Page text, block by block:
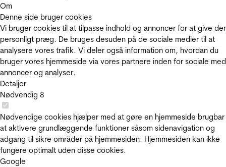
Om
Denne side bruger cookies
Vi bruger cookies til at tilpasse indhold og annoncer for at give
personligt præg. De bruges desuden på de sociale medier til at
analysere vores trafik. Vi deler også information om, hvordan du
bruger vores hjemmeside via vores partnere inden for sociale
annoncer og analyser.
Detaljer
Nødvendig 8
Nødvendige cookies hjælper med at gøre en hjemmeside
at aktivere grundlæggende funktioner såsom sidenavigation og
adgang til sikre områder på hjemmesiden. Hjemmesiden kan ikke
fungere optimalt uden disse cookies.
Google